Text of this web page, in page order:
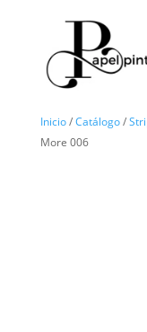
Inicio/Catálogo/
More 006